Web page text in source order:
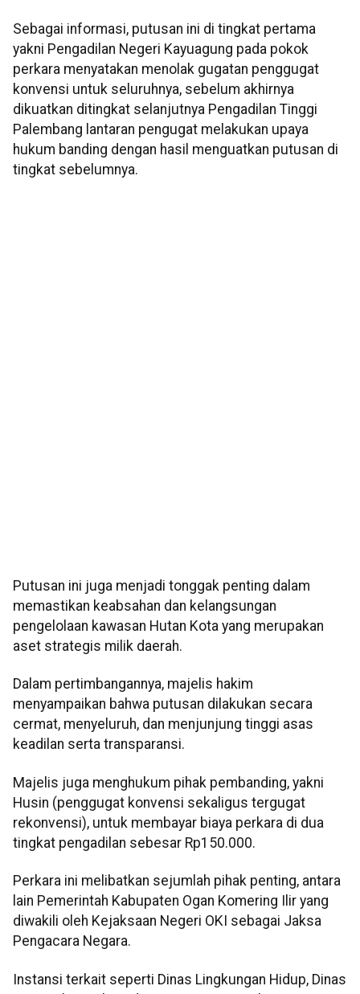
Sebagai informasi, putusan ini di tingkat pertama
yakni Pengadilan Negeri Kayuagung pada pokok
perkara menyatakan menolak gugatan penggugat
konvensi untuk seluruhnya, sebelum akhirnya
dikuatkan ditingkat selanjutnya Pengadilan Tinggi
Palembang lantaran pengugat melakukan upaya
hukum banding dengan hasil menguatkan putusan di
tingkat sebelumnya.
Putusan ini juga menjadi tonggak penting dalam
memastikan keabsahan dan kelangsungan
pengelolaan kawasan Hutan Kota yang merupakan
aset strategis milik daerah.
Dalam pertimbangannya, majelis hakim
menyampaikan bahwa putusan dilakukan secara
cermat, menyeluruh, dan menjunjung tinggi asas
keadilan serta transparansi.
Majelis juga menghukum pihak pembanding, yakni
Husin (penggugat konvensi sekaligus tergugat
rekonvensi), untuk membayar biaya perkara di dua
tingkat pengadilan sebesar Rp150.000.
Perkara ini melibatkan sejumlah pihak penting, antara
lain Pemerintah Kabupaten Ogan Komering Ilir yang
diwakili oleh Kejaksaan Negeri OKI sebagai Jaksa
Pengacara Negara.
Instansi terkait seperti Dinas Lingkungan Hidup, Dinas